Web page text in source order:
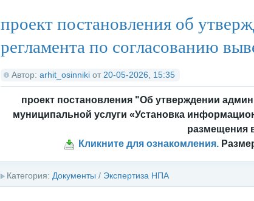
проект постановления об
регламента по согласованию
Автор: arhit_osinniki от 20-05-2026, 15:35
проект постановления "Об утверждении
муниципальной услуги «Установка
размещения
Кликните для ознакомления.
Категория: Документы / Экспертиза НПА